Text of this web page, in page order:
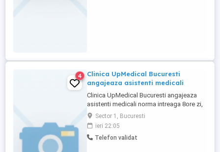
4
Clinica UpMedical Bucuresti
angajeaza asistenti medicali
Clinica UpMedical Bucuresti angajeaza
asistenti medicali norma intreaga 8ore zi,
in ture; salariu in functie de experienta;
tichete de masa, concediu platit, contract
de munca; Sector 1 Piata Domenii;
Obligatoriu CV pe daniela.ivan a rond
Sector 1, Bucuresti
ieri 22:05
Telefon validat